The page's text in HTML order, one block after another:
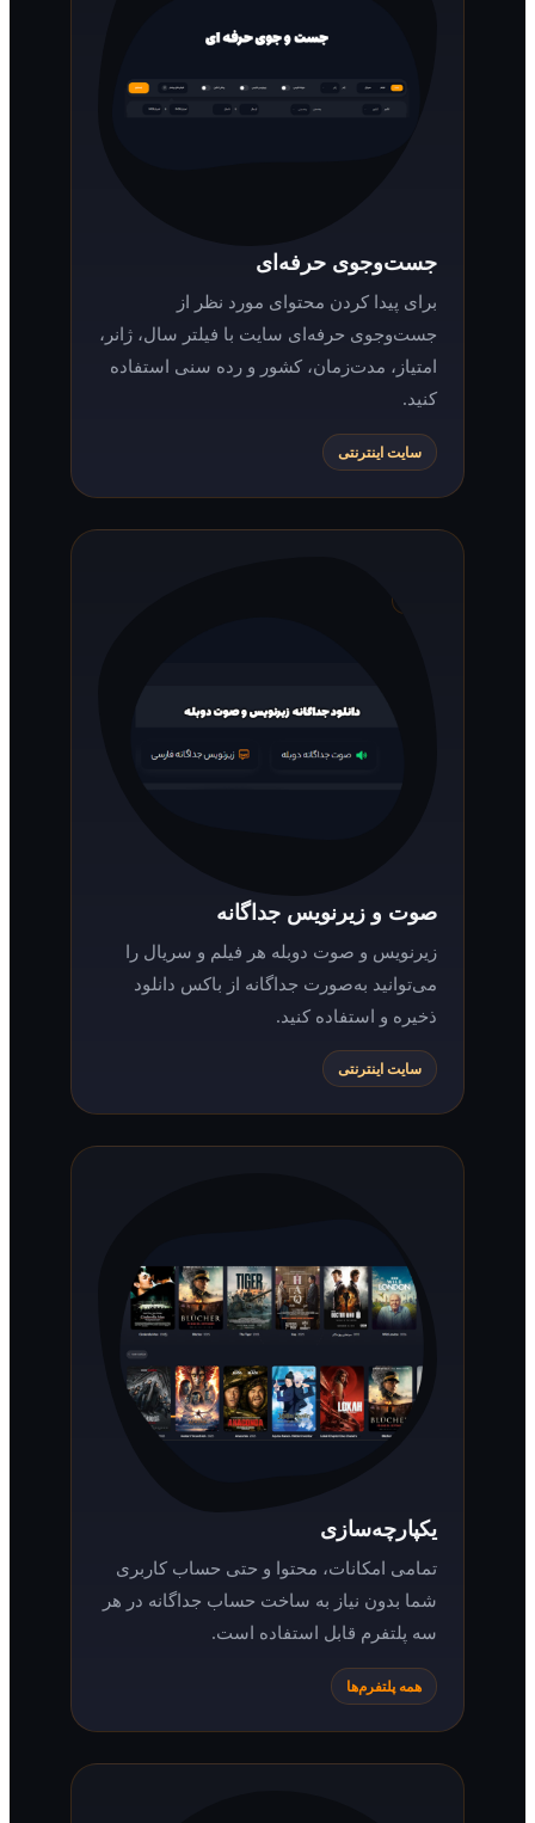
جست‌وجوی حرفه‌ای
برای پیدا کردن محتوای مورد نظر از
جست‌وجوی حرفه‌ای سایت با فیلتر سال، ژانر،
امتیاز، مدت‌زمان، کشور و رده سنی استفاده
سایت اینترنتی
صوت و زیرنویس جداگانه
زیرنویس و صوت دوبله هر فیلم و سریال را
می‌توانید به‌صورت جداگانه از باکس دانلود
ذخیره و استفاده کنید.
سایت اینترنتی
یکپارچه‌سازی
تمامی امکانات، محتوا و حتی حساب کاربری
شما بدون نیاز به ساخت حساب جداگانه در هر
سه پلتفرم قابل استفاده است.
همه پلتفرم‌ها